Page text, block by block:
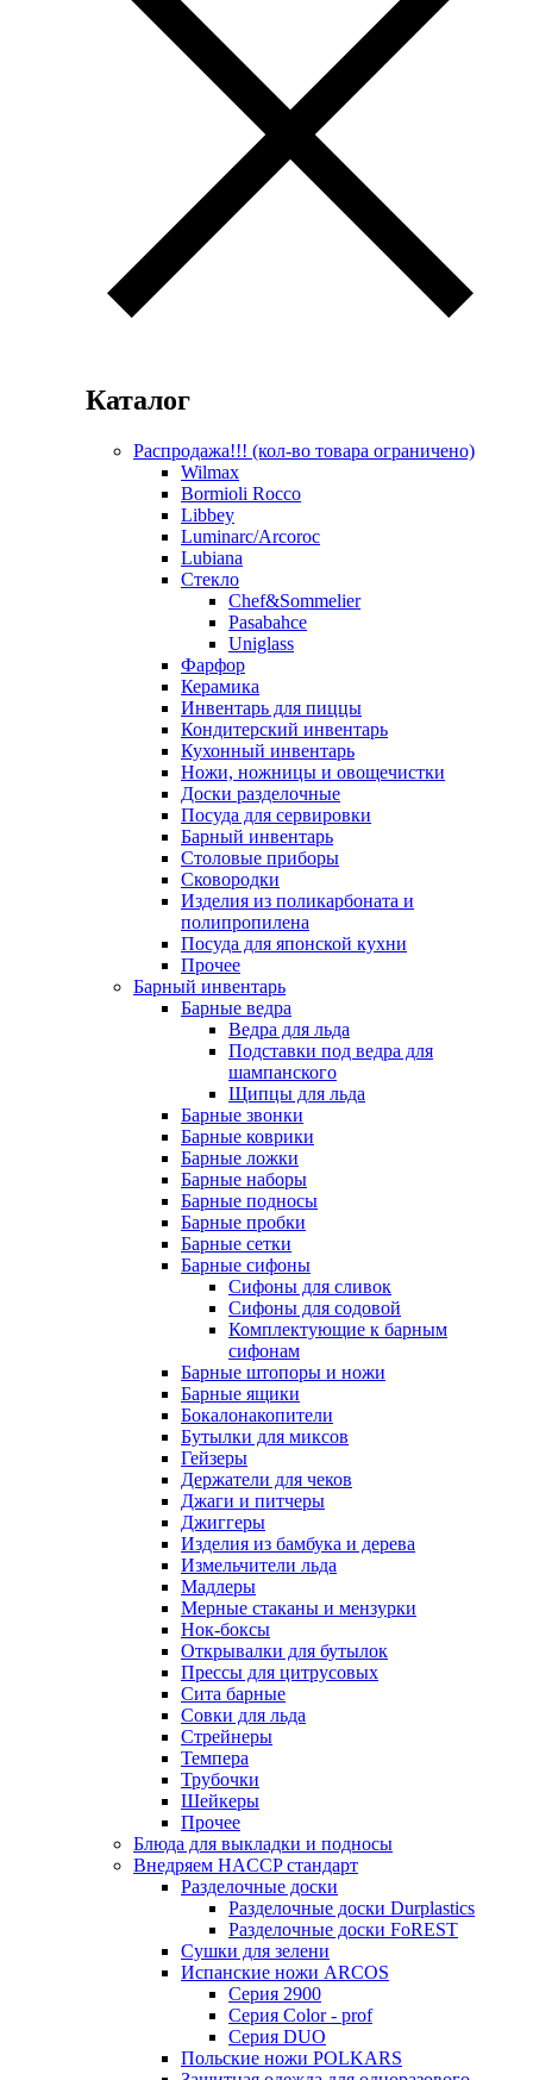
Каталог
Распродажа!!! (кол-во товара ограничено)
Wilmax
Bormioli Rocco
Libbey
Luminarc/Arcoroc
Lubiana
Стекло
Chef&Sommelier
Pasabahce
Uniglass
Фарфор
Керамика
Инвентарь для пиццы
Кондитерский инвентарь
Кухонный инвентарь
Ножи, ножницы и овощечистки
Доски разделочные
Посуда для сервировки
Барный инвентарь
Столовые приборы
Сковородки
Изделия из поликарбоната и
полипропилена
Посуда для японской кухни
Прочее
Барный инвентарь
Барные ведра
Ведра для льда
Подставки под ведра для
шампанского
Щипцы для льда
Барные звонки
Барные коврики
Барные ложки
Барные наборы
Барные подносы
Барные пробки
Барные сетки
Барные сифоны
Сифоны для сливок
Сифоны для содовой
Комплектующие к барным
сифонам
Барные штопоры и ножи
Барные ящики
Бокалонакопители
Бутылки для миксов
Гейзеры
Держатели для чеков
Джаги и питчеры
Джиггеры
Изделия из бамбука и дерева
Измельчители льда
Мадлеры
Мерные стаканы и мензурки
Нок-боксы
Открывалки для бутылок
Прессы для цитрусовых
Сита барные
Совки для льда
Стрейнеры
Темпера
Трубочки
Шейкеры
Прочее
Блюда для выкладки и подносы
Внедряем HACCP стандарт
Разделочные доски
Разделочные доски Durplastics
Разделочные доски FoREST
Сушки для зелени
Испанские ножи ARCOS
Серия 2900
Серия Color - prof
Серия DUO
Польские ножи POLKARS